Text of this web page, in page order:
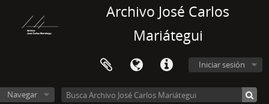
Archivo José Carlos
Mariátegui
Iniciar sesión
Navegar